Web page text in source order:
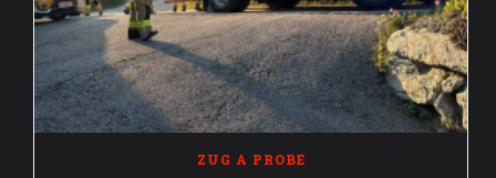
ZUG A PROBE